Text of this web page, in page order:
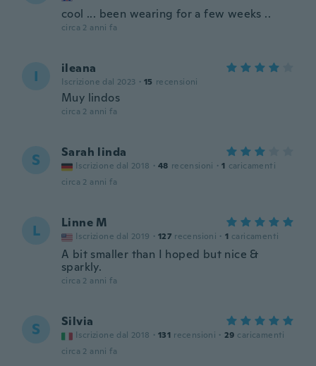
cool ... been wearing for a few weeks ..
circa 2 anni fa
I ileana
Iscrizione dal 2023 · 15 recensioni
Muy lindos
circa 2 anni fa
S Sarah linda
Iscrizione dal 2018 · 48 recensioni · 1 caricamenti
circa 2 anni fa
L Linne M
Iscrizione dal 2019 · 127 recensioni · 1 caricamenti
A bit smaller than I hoped but nice &
sparkly.
circa 2 anni fa
S Silvia
Iscrizione dal 2018 · 131 recensioni · 29 caricamenti
circa 2 anni fa